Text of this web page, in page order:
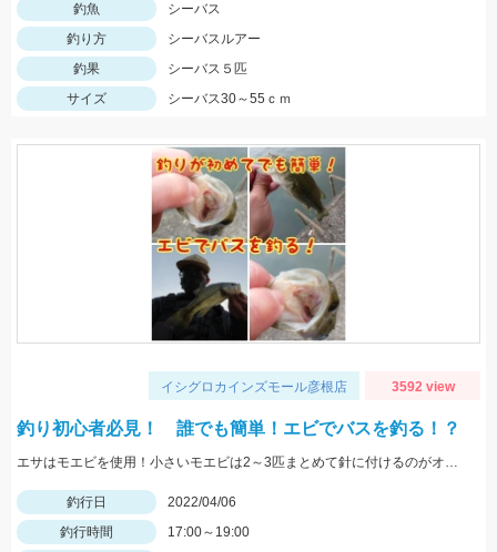
釣魚
シーバス
釣り方
シーバスルアー
釣果
シーバス５匹
サイズ
シーバス30～55ｃｍ
イシグロカインズモール彦根店 3592 view
釣り初心者必見！ 誰でも簡単！エビでバスを釣る！？
エサはモエビを使用！小さいモエビは2～3匹まとめて針に付けるのがオススメ！
釣行日
2022/04/06
釣行時間
17:00～19:00